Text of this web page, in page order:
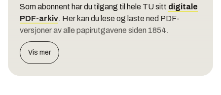
Som abonnent har du tilgang til hele TU sitt digitale
PDF-arkiv. Her kan du lese og laste ned PDF-
versjoner av alle papirutgavene siden 1854.
Vis mer